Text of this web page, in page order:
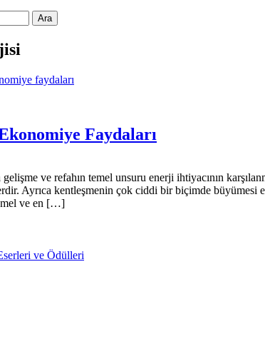
Faydaları
ve refahın temel unsuru enerji ihtiyacının
Ayrıca kentleşmenin çok ciddi bir biçimde büyümesi
ve en […]